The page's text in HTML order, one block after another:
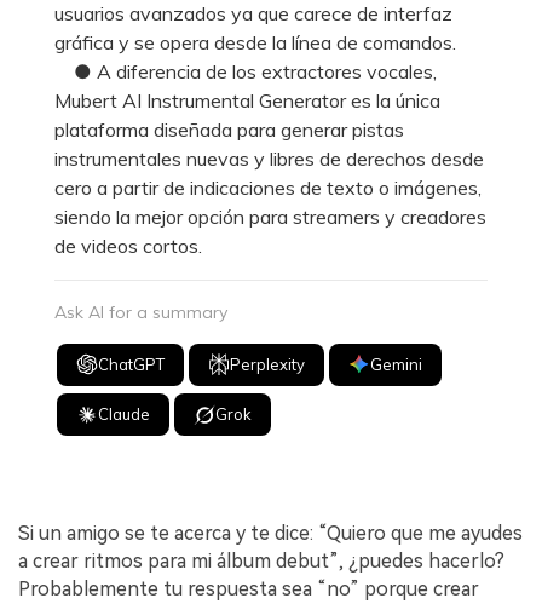
usuarios avanzados ya que carece de interfaz
gráfica y se opera desde la línea de comandos.
● A diferencia de los extractores vocales,
Mubert AI Instrumental Generator es la única
plataforma diseñada para generar pistas
instrumentales nuevas y libres de derechos desde
cero a partir de indicaciones de texto o imágenes,
siendo la mejor opción para streamers y creadores
de videos cortos.
Ask AI for a summary
ChatGPT Perplexity Gemini
Claude Grok
Si un amigo se te acerca y te dice: “Quiero que me ayudes
a crear ritmos para mi álbum debut”, ¿puedes hacerlo?
Probablemente tu respuesta sea “no” porque crear